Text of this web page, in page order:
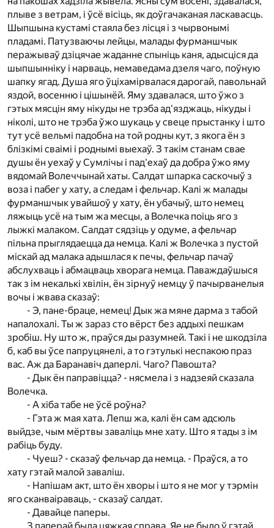
плыве з ветрам, і ўсё вісіць, як доўгачаканая ласкавасць.
Шыпшына кустамі стаяла без лісця і з чырвонымі
пладамі. Патузваючы лейцы, малады фурманшчык
перажываў дзіцячае жаданне спыніць каня, адысціся да
шыпшынніку і нарваць, немаведама дзеля чаго, поўную
шапку ягад. Душа яго ўціхамірвалася дарогай, павольнай
яздой, восенню і цішынёй. Яму здавалася, што ўжо з
гэтых мясцін яму нікуды не трэба ад'язджаць, нікуды і
ніколі, што не трэба ўжо шукаць у свеце прыстанку і што
тут усё вельмі падобна на той родны кут, з якога ён з
блізкімі сваімі і роднымі выехаў. З такім станам свае
душы ён уехаў у Сумлічы і пад'ехаў да добра ўжо яму
вядомай Волеччынай хаты. Салдат шпарка саскочыў з
воза і пабег у хату, а следам і фельчар. Калі ж малады
фурманшчык увайшоў у хату, ён убачыў, што немец
ляжыць усё на тым жа месцы, а Волечка поіць яго з
лыжкі малаком. Салдат сядзіць у одуме, а фельчар
пільна прыглядаецца да немца. Калі ж Волечка з пустой
міскай ад малака адышлася к печы, фельчар пачаў
абслухваць і абмацваць хворага немца. Паваждаўшыся
так з ім некалькі хвілін, ён зірнуў немцу ў пачырванелыя
вочы і жвава сказаў:
- Э, пане-браце, немец! Дык жа мяне дарма з табой
напалохалі. Ты ж зараз сто вёрст без аддыхі пешкам
зробіш. Ну што ж, праўся ды разумней. Такі і не шкодзіла
б, каб вы ўсе папруцянелі, а то гэтулькі неспакою праз
вас. Аж да Баранавіч даперлі. Чаго? Павошта?
- Дык ён паправіцца? - нясмела і з надзеяй сказала
Волечка.
- А хіба табе не ўсё роўна?
- Гэта ж мая хата. Лепш жа, калі ён сам адсюль
выйдзе, чым мёртвы заваліць мне хату. Што я тады з ім
рабіць буду.
- Чуеш? - сказаў фельчар да немца. - Праўся, а то
хату гэтай малой заваліш.
- Напішам акт, што ён хворы і што я не мог у тэрмін
яго сканваіраваць, - сказаў салдат.
- Давайце паперы.